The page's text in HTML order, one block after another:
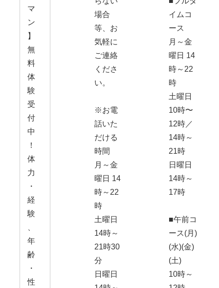
マ
ン
】
無
料
体
験
受
付
中
！
体
力
・
経
験
年
齢
・
性
場合
等、お
気軽に
ご連絡
くださ
い。
※お電
話いた
だける
時間
月～金
曜日 14
時～22
時
土曜日
14時～
21時30
分
日曜日
イムコ
ース
月～金
曜日 14
時～22
時
土曜日
10時〜
12時／
14時～
21時
日曜日
14時～
17時
■午前コ
ース(月)
(水)(金)
(土)
10時～